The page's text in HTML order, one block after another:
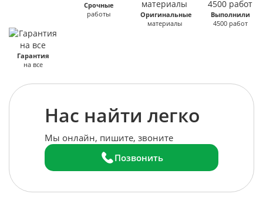
Срочные
работы
Оригинальные
материалы
Выполнили
4500 работ
Гарантия
на все
Нас найти легко
Мы онлайн, пишите, звоните
Позвонить